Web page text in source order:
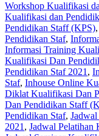
Workshop Kualifikasi
Kualifikasi dan
Pendidikan Staff (KPS),
Pendidikan Staf,
Informasi Training
Kualifikasi Dan
Pendidikan Staf 2021 ,
Staf, Inhouse Online
Diklat Kualifikasi Dan
Dan Pendidikan Staff
Pendidikan Staf,
2021 , Jadwal Pelatihan